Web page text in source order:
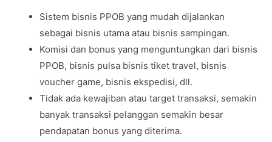
Sistem bisnis PPOB yang mudah dijalankan
sebagai bisnis utama atau bisnis sampingan.
Komisi dan bonus yang menguntungkan dari bisnis
PPOB, bisnis pulsa bisnis tiket travel, bisnis
voucher game, bisnis ekspedisi, dll.
Tidak ada kewajiban atau target transaksi, semakin
banyak transaksi pelanggan semakin besar
pendapatan bonus yang diterima.